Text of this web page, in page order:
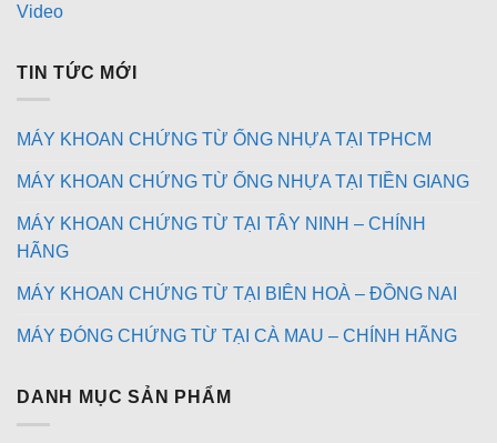
Video
TIN TỨC MỚI
MÁY KHOAN CHỨNG TỪ ỐNG NHỰA TẠI TPHCM
MÁY KHOAN CHỨNG TỪ ỐNG NHỰA TẠI TIỀN GIANG
MÁY KHOAN CHỨNG TỪ TẠI TÂY NINH – CHÍNH
HÃNG
MÁY KHOAN CHỨNG TỪ TẠI BIÊN HOÀ – ĐỒNG NAI
MÁY ĐÓNG CHỨNG TỪ TẠI CÀ MAU – CHÍNH HÃNG
DANH MỤC SẢN PHẨM